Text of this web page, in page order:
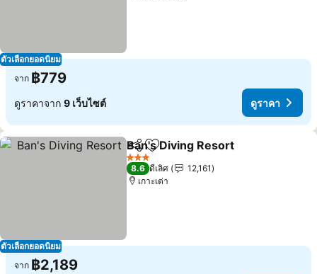
ตัวเลือกยอดนิยม
จาก ฿779
ดูราคาจาก 9 เว็บไซต์ ดูราคา
ตัวเลือกยอดนิยม
แชร์ เพิ่มในรายการโปรด
Ban's Diving Resort
3 ดาว
8.6 ดีเลิศ
12,161
เกาะเต่า
จาก ฿2,189